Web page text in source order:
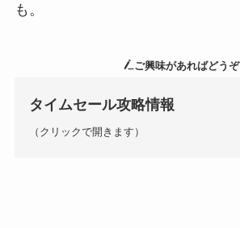
も。
ご興味があればどうぞ
タイムセール攻略情報
（クリックで開きます）